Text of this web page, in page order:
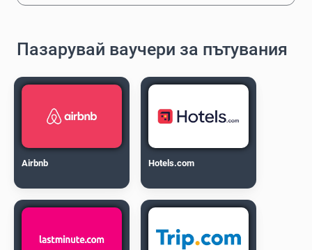
Пазарувай ваучери за пътувания
Airbnb Hotels.com